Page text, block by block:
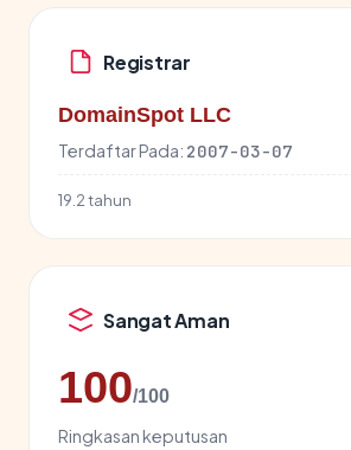
Registrar
DomainSpot LLC
Terdaftar Pada: 2007-03-07
19.2 tahun
Sangat Aman
100/100
Ringkasan keputusan